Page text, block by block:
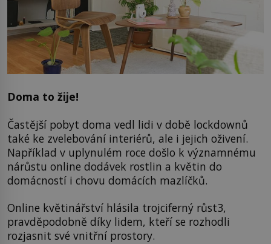
Doma to žije!
Častější pobyt doma vedl lidi v době lockdownů
také ke zvelebování interiérů, ale i jejich oživení.
Například v uplynulém roce došlo k významnému
nárůstu online dodávek rostlin a květin do
domácností i chovu domácích mazlíčků.
Online květinářství hlásila trojciferný růst3,
pravděpodobně díky lidem, kteří se rozhodli
rozjasnit své vnitřní prostory.